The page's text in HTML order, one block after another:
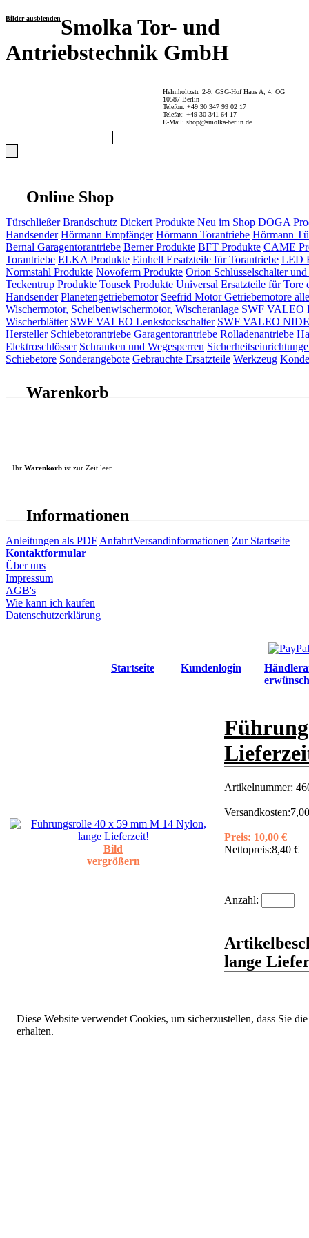
Bilder ausblendenSmolka Tor- und
Antriebstechnik GmbH
Helmholtzstr. 2-9, GSG-Hof Haus A, 4. OG
10587 Berlin
Telefon: +49 30 347 99 02 17
Telefax: +49 30 341 64 17
E-Mail: shop@smolka-berlin.de
Online Shop
Türschließer Brandschutz Dickert Produkte Neu im Shop DOGA
Handsender Hörmann Empfänger Hörmann Torantriebe Hörmann
Bernal Garagentorantriebe Berner Produkte BFT Produkte CAME
Torantriebe ELKA Produkte Einhell Ersatzteile für Torantriebe LED
Normstahl Produkte Novoferm Produkte Orion Schlüsselschalter und
Teckentrup Produkte Tousek Produkte Universal Ersatzteile für Tore
Handsender Planetengetriebemotor Seefrid Motor Getriebemotore
Wischermotor, Scheibenwischermotor, Wischeranlage SWF VALEO
Wischerblätter SWF VALEO Lenkstockschalter SWF VALEO
Hersteller Schiebetorantriebe Garagentorantriebe Rolladenantriebe
Elektroschlösser Schranken und Wegesperren
Schiebetore Sonderangebote Gebrauchte Ersatzteile Werkzeug
Warenkorb
Ihr Warenkorb ist zur Zeit leer.
Informationen
Anleitungen als PDF AnfahrtVersandinformationen Zur Startseite
Kontaktformular
Über uns
Impressum
AGB's
Wie kann ich kaufen
Datenschutzerklärung
Startseite Kundenlogin
Bild
vergrößern
Artikelnummer:
Versandkosten:
Preis: 10,00 €
Nettopreis:8,40 €
Anzahl:
lange
Diese Website verwendet Cookies, um sicherzustellen, dass Sie
erhalten.